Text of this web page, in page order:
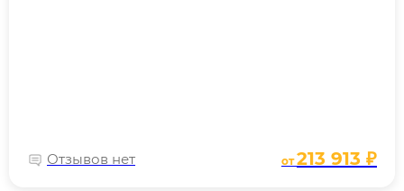
Отзывов нет от213 913 ₽